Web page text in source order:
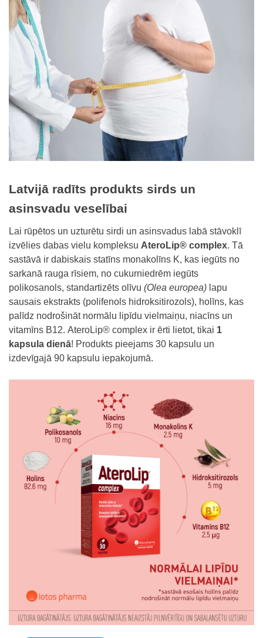
Latvijā radīts produkts sirds un
asinsvadu veselībai
Lai rūpētos un uzturētu sirdi un asinsvadus labā stāvoklī
izvēlies dabas vielu kompleksu AteroLip® complex. Tā
sastāvā ir dabiskais statīns monakolīns K, kas iegūts no
sarkanā rauga rīsiem, no cukurniedrēm iegūts
polikosanols, standartizēts olīvu (Olea europea) lapu
sausais ekstrakts (polifenols hidroksitirozols), holīns, kas
palīdz nodrošināt normālu lipīdu vielmaiņu, niacīns un
vitamīns B12. AteroLip® complex ir ērti lietot, tikai 1
kapsula dienā! Produkts pieejams 30 kapsulu un
izdevīgajā 90 kapsulu iepakojumā.